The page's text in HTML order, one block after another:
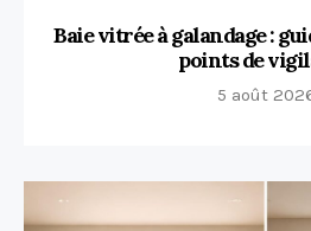
Baie vitrée à galandage :
points de
5 août